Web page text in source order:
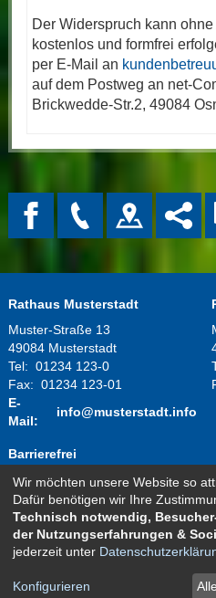
Der Widerspruch kann
kostenlos und formfrei
per E-Mail an
auf dem Postweg an net-
Brickwedde-Str.2, 49084
Rathaus Musterstadt
Muster-Straße 13
49084 Musterstadt
Tel: 01234 123-0
Fax: 01234 123-01
E-
Mail:
info@musterstadt.info
Montag - Donnerstag:
Freitag:
und nach telefonischer
Barrierefrei
Wir möchten unsere Website so
Dafür benötigen wir Ihre
Technisch notwendig,
der Nutzungserfahrungen &
jederzeit unter
Konfigurieren